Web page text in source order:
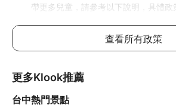
帶更多兒童，請參考以下說明，具體政
每房只可提供1張加床
年齡
其他
查看所有政策
更多Klook推薦
台中熱門景點